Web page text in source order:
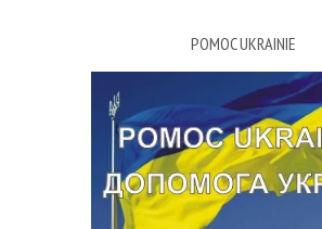
POMOC UKRAINIE